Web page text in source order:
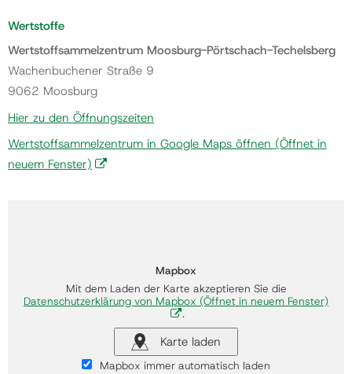
Wertstoffe
Wertstoffsammelzentrum Moosburg-Pörtschach-Techelsberg
Wachenbuchener Straße 9
9062 Moosburg
Hier zu den Öffnungszeiten
Wertstoffsammelzentrum in Google Maps öffnen (Öffnet in
neuem Fenster)
Mapbox
Mit dem Laden der Karte akzeptieren Sie die
Datenschutzerklärung von Mapbox (Öffnet in neuem Fenster)
.
Karte laden
Mapbox immer automatisch laden